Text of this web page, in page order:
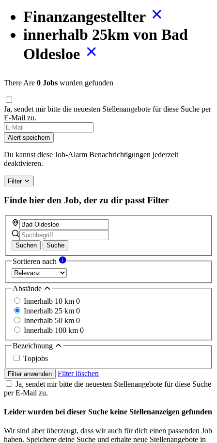
Finanzangestellter
innerhalb 25km von Bad
Oldesloe
There Are 0 Jobs wurden gefunden
Ja, sendet mir bitte die neuesten Stellenangebote für diese Suche per
E-Mail zu.
Alert speichern
Du kannst diese Job-Alarm Benachrichtigungen jederzeit
deaktivieren.
Filter
Finde hier den Job, der zu dir passt Filter
Suchen Suche
Sortieren nach
Abstände
Innerhalb 10 km 0
Innerhalb 25 km 0
Innerhalb 50 km 0
Innerhalb 100 km 0
Bezeichnung
Topjobs
Filter anwenden
Filter löschen
Ja, sendet mir bitte die neuesten Stellenangebote für diese Suche
per E-Mail zu.
Leider wurden bei dieser Suche keine Stellenanzeigen gefunden
Wir sind aber überzeugt, dass wir auch für dich einen passenden Job
haben. Speichere deine Suche und erhalte neue Stellenangebote in